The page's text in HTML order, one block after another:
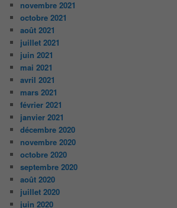
novembre 2021
octobre 2021
août 2021
juillet 2021
juin 2021
mai 2021
avril 2021
mars 2021
février 2021
janvier 2021
décembre 2020
novembre 2020
octobre 2020
septembre 2020
août 2020
juillet 2020
juin 2020